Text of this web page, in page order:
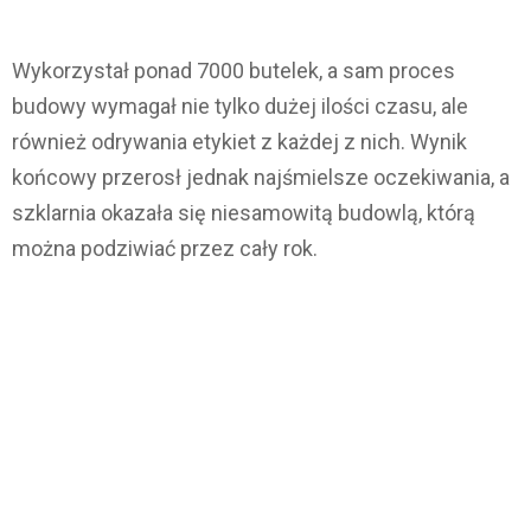
Wykorzystał ponad 7000 butelek, a sam proces
budowy wymagał nie tylko dużej ilości czasu, ale
również odrywania etykiet z każdej z nich. Wynik
końcowy przerosł jednak najśmielsze oczekiwania, a
szklarnia okazała się niesamowitą budowlą, którą
można podziwiać przez cały rok.